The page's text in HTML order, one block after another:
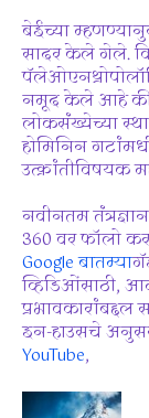
बेईच्या
सादर केले गेले.
नमूद केले आहे की
लोकसंख्येच्या
होमिनिन
उत्क्रांतीविषयक
नवीनतम
360 वर फॉलो
Google बातम्या
व्हिडिओंसाठी,
इन-हाउसचे
YouTube,